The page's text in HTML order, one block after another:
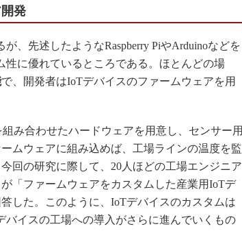
発
、先述したようなRaspberry PiやArduinoなどを
に優れているところである。ほとんどの場
で、開発者はIoTデバイスのファームウェアを用
み合わせたハードウェアを用意し、センサー用
ムウェアに組み込めば、工場ラインの温度を監
回の研究に際して、20人ほどの工場エンジニア
「ファームウェアをカスタムした産業用IoTデ
した。このように、IoTデバイスのカスタムは
バイスの工場への導入がさらに進んでいくもの